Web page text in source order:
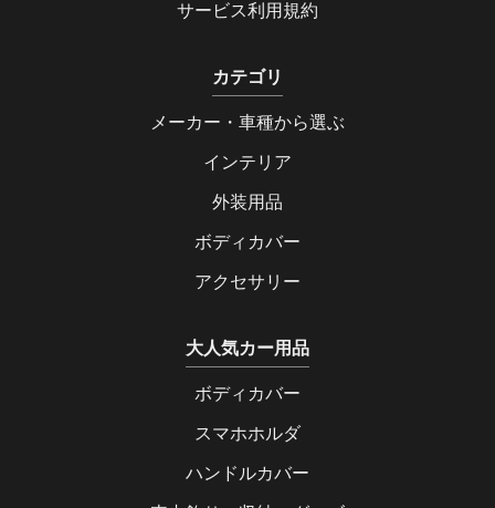
サービス利用規約
カテゴリ
メーカー・車種から選ぶ
インテリア
外装用品
ボディカバー
アクセサリー
大人気カー用品
ボディカバー
スマホホルダ
ハンドルカバー